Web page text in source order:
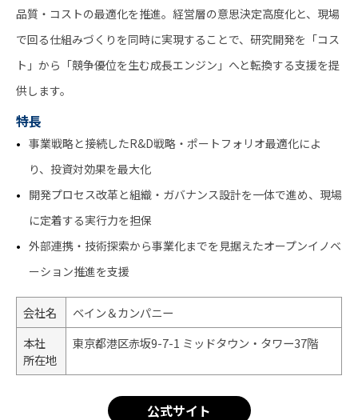
品質・コストの最適化を推進。経営層の意思決定高度化と、現場
で回る仕組みづくりを同時に実現することで、研究開発を「コス
ト」から「競争優位を生む成長エンジン」へと転換する支援を提
供します。
特長
事業戦略と接続したR&D戦略・ポートフォリオ最適化によ
り、投資対効果を最大化
開発プロセス改革と組織・ガバナンス設計を一体で進め、現場
に定着する実行力を担保
外部連携・技術探索から事業化までを見据えたオープンイノベ
ーション推進を支援
会社名
ベイン＆カンパニー
本社
所在地
東京都港区赤坂9-7-1 ミッドタウン・タワー37階
公式サイト